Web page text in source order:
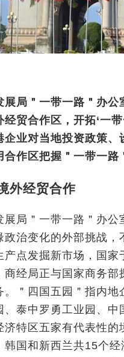
展局＂一带一路＂办
贸合作区，开拓‘一
企业对当地投资政策
作区把握＂一带一路
外经贸合作
局＂一带一路＂办
治变化的外部挑战
产点发掘新市场，国
经局正与国家商务
＂四国五园＂指内
、泰中罗勇工业园、
济特区五家有代表性
韩国和新西兰共15个